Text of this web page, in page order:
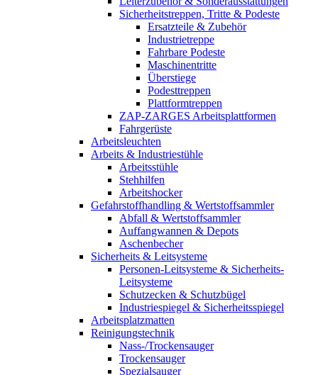
Sicherheitstreppen, Tritte & Podeste
Ersatzteile & Zubehör
Industrietreppe
Fahrbare Podeste
Maschinentritte
Überstiege
Podesttreppen
Plattformtreppen
ZAP-ZARGES Arbeitsplattformen
Fahrgerüste
Arbeitsleuchten
Arbeits & Industriestühle
Arbeitsstühle
Stehhilfen
Arbeitshocker
Gefahrstoffhandling & Wertstoffsammler
Abfall & Wertstoffsammler
Auffangwannen & Depots
Aschenbecher
Sicherheits & Leitsysteme
Personen-Leitsysteme & Sicherheits-
Leitsysteme
Schutzecken & Schutzbügel
Industriespiegel & Sicherheitsspiegel
Arbeitsplatzmatten
Reinigungstechnik
Nass-/Trockensauger
Trockensauger
Spezialsauger